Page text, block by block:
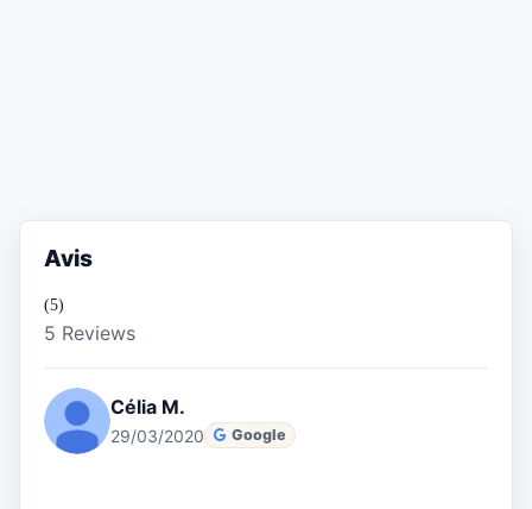
Avis
(5)
5 Reviews
Célia M.
29/03/2020 Google